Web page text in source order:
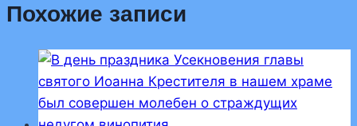
Похожие записи